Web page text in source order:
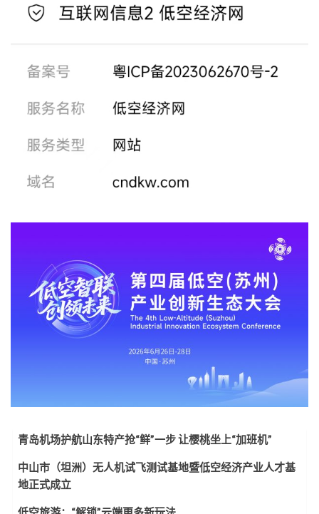
青岛机场护航山东特产抢“鲜”一步 让樱桃坐上“加班机”
中山市（坦洲）无人机试飞测试基地暨低空经济产业人才基
地正式成立